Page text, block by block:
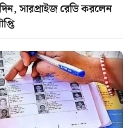
সারপ্রাইজ রেডি করলেন